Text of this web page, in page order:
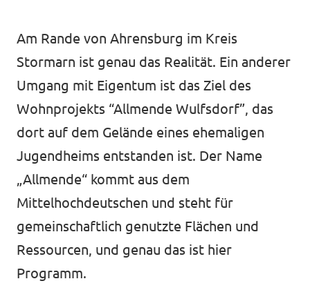
Am Rande von Ahrensburg im Kreis
Stormarn ist genau das Realität. Ein anderer
Umgang mit Eigentum ist das Ziel des
Wohnprojekts “Allmende Wulfsdorf”, das
dort auf dem Gelände eines ehemaligen
Jugendheims entstanden ist. Der Name
„Allmende“ kommt aus dem
Mittelhochdeutschen und steht für
gemeinschaftlich genutzte Flächen und
Ressourcen, und genau das ist hier
Programm.